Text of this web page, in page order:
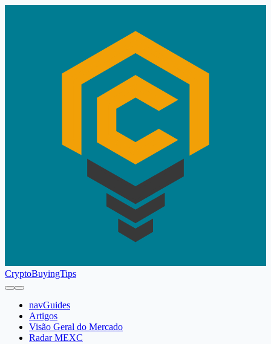
CryptoBuyingTips
navGuides
Artigos
Visão Geral do Mercado
Radar MEXC